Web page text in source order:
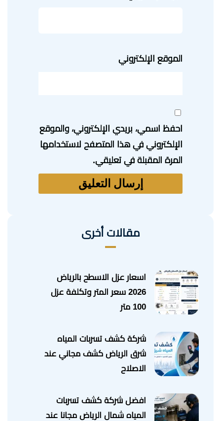
الموقع الإلكتروني
احفظ اسمي، بريدي الإلكتروني، والموقع
الإلكتروني في هذا المتصفح لاستخدامها
المرة المقبلة في تعليقي.
مقالات أخرى
اسعار عزل الاسطح بالرياض
2026 سعر المتر وتكلفة عزل
100 متر
شركة كشف تسربات المياه
شرق الرياض كشف مجاني عند
الاصلاح
افضل شركة كشف تسربات
المياه شمال الرياض مجانا عند